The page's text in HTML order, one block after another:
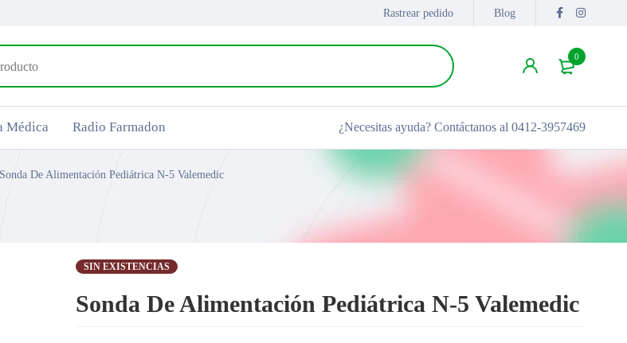
Rastrear pedido Blog
0
Médica Radio Farmadon ¿Necesitas ayuda? Contáctanos al 0412-3957469
Sonda De Alimentación Pediátrica N-5 Valemedic
SIN EXISTENCIAS
Sonda De Alimentación Pediátrica N-5 Valemedic